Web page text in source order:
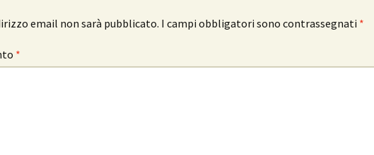
email non sarà pubblicato. I campi obbligatori sono contrassegnati *
*